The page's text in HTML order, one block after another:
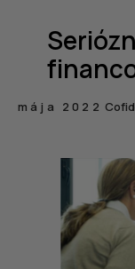
mája 2022